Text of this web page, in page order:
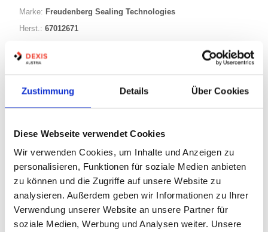
Zustimmung Details Über Cookies
Diese Webseite verwendet Cookies
Wir verwenden Cookies, um Inhalte und Anzeigen zu
personalisieren, Funktionen für soziale Medien anbieten
zu können und die Zugriffe auf unsere Website zu
analysieren. Außerdem geben wir Informationen zu Ihrer
Verwendung unserer Website an unsere Partner für
soziale Medien, Werbung und Analysen weiter. Unsere
Marke: Freudenberg Sealing Technologies
Herst.: 67012671
ID: 171,12mm
STK Warenkorb
Nicht auf Lager